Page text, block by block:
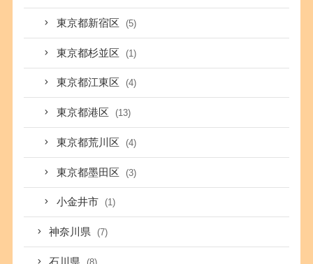
東京都新宿区 (5)
東京都杉並区 (1)
東京都江東区 (4)
東京都港区 (13)
東京都荒川区 (4)
東京都墨田区 (3)
小金井市 (1)
神奈川県 (7)